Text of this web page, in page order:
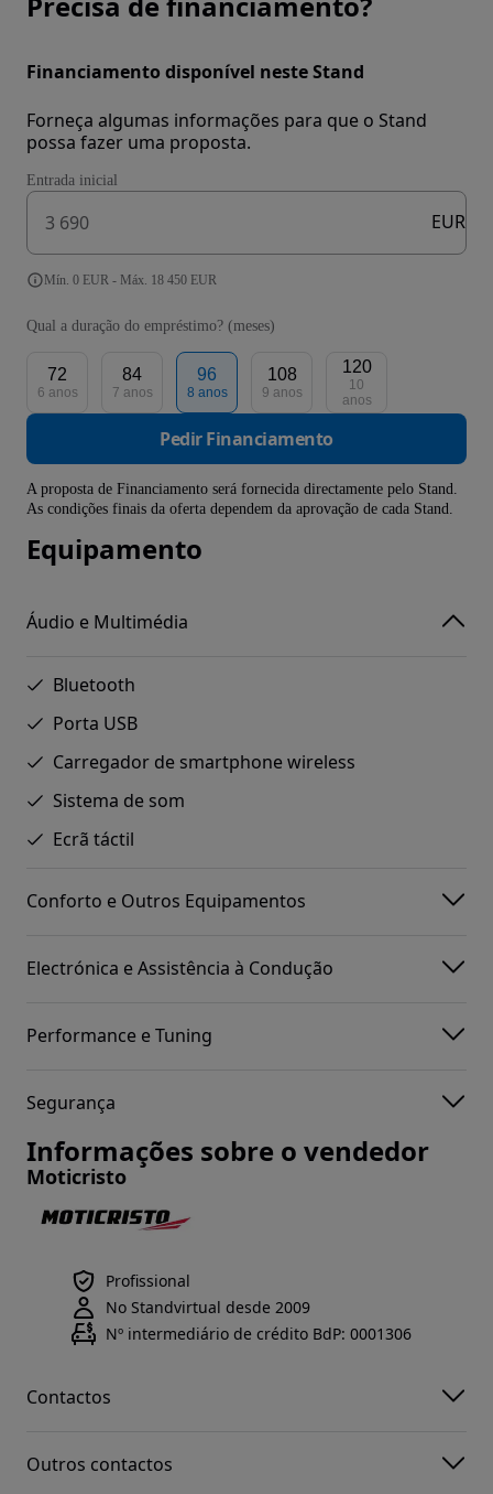
Financiamento disponível neste Stand
Forneça algumas informações para que o Stand
possa fazer uma proposta.
Entrada inicial
EUR
Mín. 0 EUR - Máx. 18 450 EUR
Qual a duração do empréstimo? (meses)
72
6 anos
84
7 anos
96
8 anos
108
9 anos
120
10
anos
Pedir Financiamento
A proposta de Financiamento será fornecida directamente pelo Stand.
As condições finais da oferta dependem da aprovação de cada Stand.
Equipamento
Áudio e Multimédia
Bluetooth
Porta USB
Carregador de smartphone wireless
Sistema de som
Ecrã táctil
Conforto e Outros Equipamentos
Electrónica e Assistência à Condução
Performance e Tuning
Segurança
Informações sobre o vendedor
Moticristo
Profissional
No Standvirtual desde 2009
Nº intermediário de crédito BdP: 0001306
Contactos
Outros contactos